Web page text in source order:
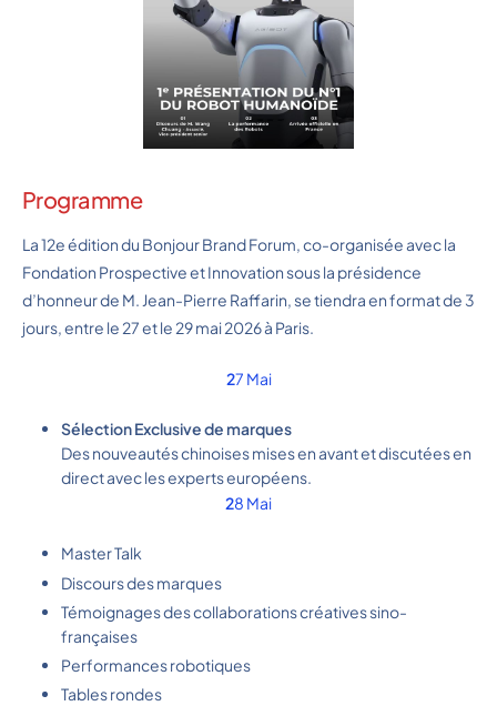
Programme
La 12e édition du Bonjour Brand Forum, co-organisée avec la
Fondation Prospective et Innovation sous la présidence
d’honneur de M. Jean-Pierre Raffarin, se tiendra en format de 3
jours, entre le 27 et le 29 mai 2026 à Paris.
27 Mai
Sélection Exclusive de marques
Des nouveautés chinoises mises en avant et discutées en
direct avec les experts européens.
28 Mai
Master Talk
Discours des marques
Témoignages des collaborations créatives sino-
françaises
Performances robotiques
Tables rondes